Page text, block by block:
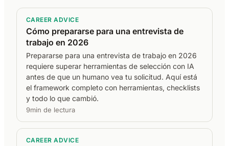
CAREER ADVICE
Cómo prepararse para una entrevista de
trabajo en 2026
Prepararse para una entrevista de trabajo en 2026
requiere superar herramientas de selección con IA
antes de que un humano vea tu solicitud. Aquí está
el framework completo con herramientas, checklists
y todo lo que cambió.
9min de lectura
CAREER ADVICE